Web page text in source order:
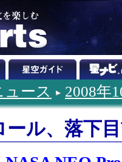
ュース 2008年
ル、落下